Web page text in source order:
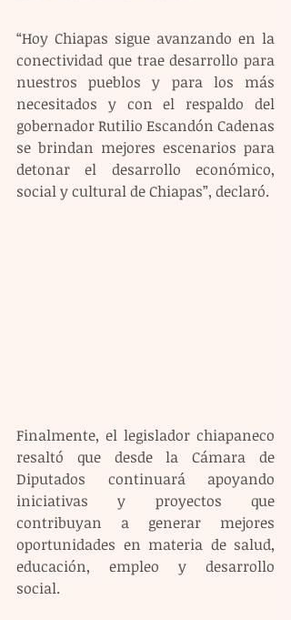
“Hoy Chiapas sigue avanzando en la
conectividad que trae desarrollo para
nuestros pueblos y para los más
necesitados y con el respaldo del
gobernador Rutilio Escandón Cadenas
se brindan mejores escenarios para
detonar el desarrollo económico,
social y cultural de Chiapas”, declaró.
Finalmente, el legislador chiapaneco
resaltó que desde la Cámara de
Diputados continuará apoyando
iniciativas y proyectos que
contribuyan a generar mejores
oportunidades en materia de salud,
educación, empleo y desarrollo
social.